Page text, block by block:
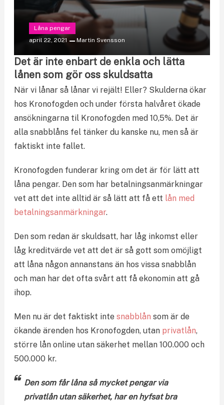
Låna pengar
april 22, 2021
Martin Svensson
Det är inte enbart de enkla och lätta
lånen som gör oss skuldsatta
När vi lånar så lånar vi rejält! Eller? Skulderna ökar
hos Kronofogden och under första halvåret ökade
ansökningarna til Kronofogden med 10,5%. Det är
alla snabblåns fel tänker du kanske nu, men så är
faktiskt inte fallet.
Kronofogden funderar kring om det är för lätt att
låna pengar. Den som har betalningsanmärkningar
vet att det inte alltid är så lätt att få ett lån med
betalningsanmärkningar.
Den som redan är skuldsatt, har låg inkomst eller
låg kreditvärde vet att det är så gott som omöjligt
att låna någon annanstans än hos vissa snabblån
och man har det ofta svårt att få ekonomin att gå
ihop.
Men nu är det faktiskt inte snabblån som är de
ökande ärenden hos Kronofogden, utan privatlån,
större lån online utan säkerhet mellan 100.000 och
500.000 kr.
Den som får låna så mycket pengar via
privatlån utan säkerhet, har en hyfsat bra